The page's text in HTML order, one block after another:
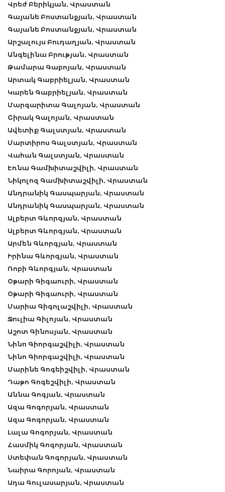
Վրեժ Բերիկյան, Վրաստան
Գայանե Բոստանջյան, Վրաստան
Գայանե Բոստանջյան, Վրաստան
Արշալույս Բուդաղյան, Վրաստան
Անգելինա Բրության, Վրաստան
Թամարա Գաբոյան, Վրաստան
Արտակ Գաբրիելյան, Վրաստան
Կարեն Գաբրիելյան, Վրաստան
Մարգարիտա Գալոյան, Վրաստան
Շիրակ Գալոյան, Վրաստան
Ավետիք Գալստյան, Վրաստան
Մարտիրոս Գալստյան, Վրաստան
Վահան Գալստյան, Վրաստան
Էռնա Գամխիտաշվիլի, Վրաստան
Նիկոլոզ Գամխիտաշվիլի, Վրաստան
Անդրանիկ Գասպարյան, Վրաստան
Անդրանիկ Գասպարյան, Վրաստան
Ալբերտ Գևորգյան, Վրաստան
Ալբերտ Գևորգյան, Վրաստան
Արմեն Գևորգյան, Վրաստան
Իրինա Գևորգյան, Վրաստան
Ռոբի Գևորգյան, Վրաստան
Օթարի Գիգաուրի, Վրաստան
Օթարի Գիգաուրի, Վրաստան
Մարիա Գիգոլաշվիլի, Վրաստան
Ջուլիա Գիլոյան, Վրաստան
Աշոտ Գինոսյան, Վրաստան
Նինո Գիորգաշվիլի, Վրաստան
Նինո Գիորգաշվիլի, Վրաստան
Մարինե Գոգեիշվիլի, Վրաստան
Դաթո Գոգեշվիլի, Վրաստան
Աննա Գոգյան, Վրաստան
Ազա Գոգորյան, Վրաստան
Ազա Գոգորյան, Վրաստան
Լալա Գոգորյան, Վրաստան
Հասմիկ Գոգորյան, Վրաստան
Ստեփան Գոգորյան, Վրաստան
Նաիրա Գորոյան, Վրաստան
Ադա Գուլասարյան, Վրաստան